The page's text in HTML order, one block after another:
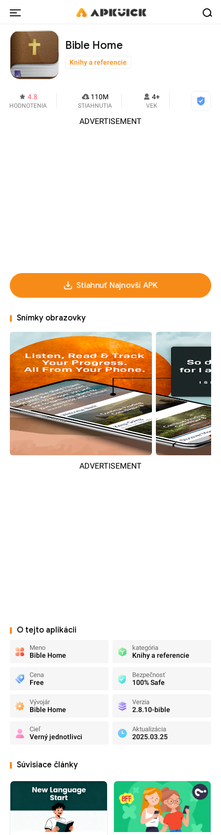
Bible Home
Knihy a referencie
4.8
HODNOTENIA
110M
STIAHNUTIA
4+
VEK
ADVERTISEMENT
Stiahnuť Najnovší APK
Snímky obrazovky
ADVERTISEMENT
O tejto aplikácii
Meno
Bible Home
kategória
Knihy a referencie
Cena
Free
Bezpečnosť
100% Safe
Vývojár
Bible Home
Verzia
2.8.10-bible
Cieľ
Verný jednotlivci
Aktualizácia
2025.03.25
Súvisiace články